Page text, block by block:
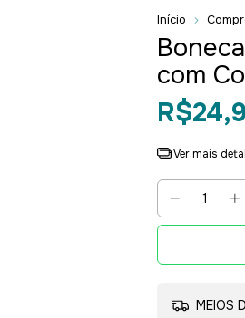
Início
com
Ver mais
MEIOS